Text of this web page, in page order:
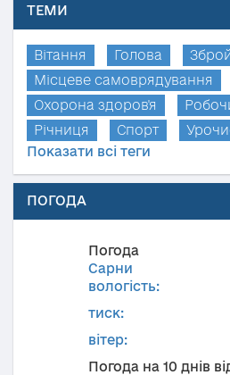
ТЕМИ
Вітання Голова
Місцеве самоврядування
Охорона здоров'я
Річниця
Спорт
Показати всі теги
ПОГОДА
Погода
Сарни
вологість:
тиск:
вітер:
Погода на 10 днів